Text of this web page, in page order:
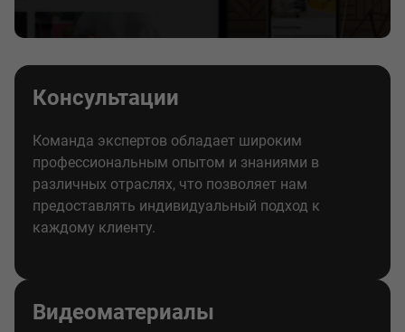
Консультации
Команда экспертов обладает широким
профессиональным опытом и знаниями в
различных отраслях, что позволяет нам
предоставлять индивидуальный подход к
каждому клиенту.
Видеоматериалы